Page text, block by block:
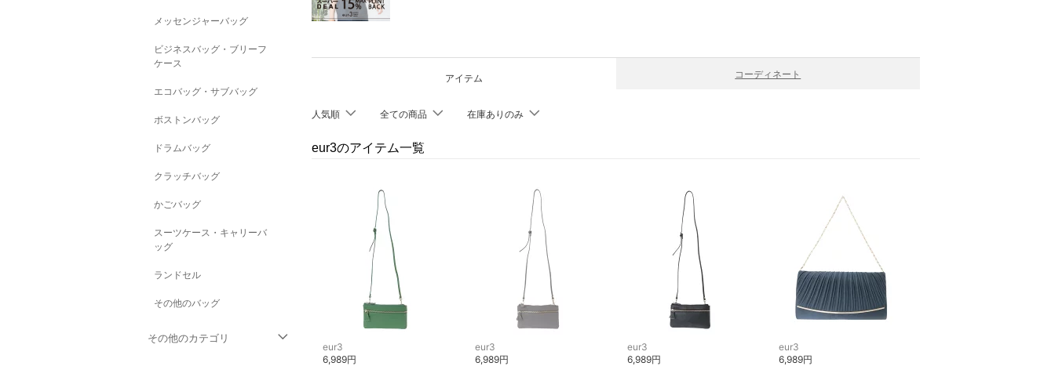
メッセンジャーバッグ
ビジネスバッグ・ブリーフ
ケース
エコバッグ・サブバッグ
ボストンバッグ
ドラムバッグ
クラッチバッグ
かごバッグ
スーツケース・キャリーバ
ッグ
ランドセル
その他のバッグ
その他のカテゴリ
アイテム コーディネート
人気順 全ての商品 在庫ありのみ
eur3のアイテム一覧
eur3
6,989円
eur3
6,989円
eur3
6,989円
eur3
6,989円